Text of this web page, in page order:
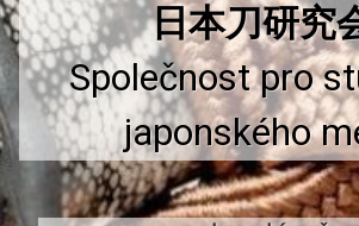
Společnost pro
japonského